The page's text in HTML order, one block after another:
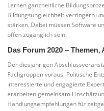
Lernen ganzheitliche
Bildungsungleichheit verringern
stärken. Dabei müssen Software
offen zugänglich sein.
Das Forum 2020 –
Der diesjährigen
Fachgruppen voraus. Politische
interessierte und engagierte
erarbeiten gemeinsam
Handlungsempfehlungen für